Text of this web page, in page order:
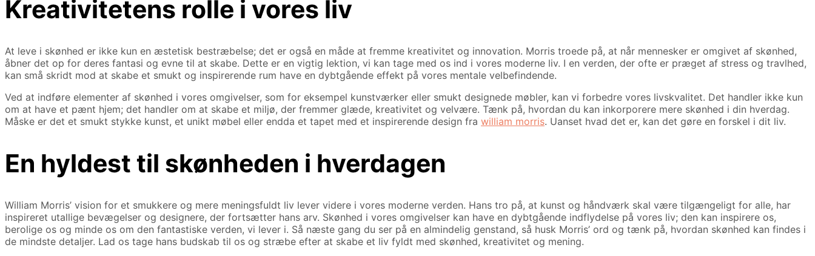
Kreativitetens rolle i vores liv
At leve i skønhed er ikke kun en æstetisk bestræbelse; det er også en måde at fremme kreativitet og innovation. Morris troede på, at når mennesker er omgivet af skønhed,
åbner det op for deres fantasi og evne til at skabe. Dette er en vigtig lektion, vi kan tage med os ind i vores moderne liv. I en verden, der ofte er præget af stress og travlhed,
kan små skridt mod at skabe et smukt og inspirerende rum have en dybtgående effekt på vores mentale velbefindende.
Ved at indføre elementer af skønhed i vores omgivelser, som for eksempel kunstværker eller smukt designede møbler, kan vi forbedre vores livskvalitet. Det handler ikke kun
om at have et pænt hjem; det handler om at skabe et miljø, der fremmer glæde, kreativitet og velvære. Tænk på, hvordan du kan inkorporere mere skønhed i din hverdag.
Måske er det et smukt stykke kunst, et unikt møbel eller endda et tapet med et inspirerende design fra william morris. Uanset hvad det er, kan det gøre en forskel i dit liv.
En hyldest til skønheden i hverdagen
William Morris’ vision for et smukkere og mere meningsfuldt liv lever videre i vores moderne verden. Hans tro på, at kunst og håndværk skal være tilgængeligt for alle, har
inspireret utallige bevægelser og designere, der fortsætter hans arv. Skønhed i vores omgivelser kan have en dybtgående indflydelse på vores liv; den kan inspirere os,
berolige os og minde os om den fantastiske verden, vi lever i. Så næste gang du ser på en almindelig genstand, så husk Morris’ ord og tænk på, hvordan skønhed kan findes i
de mindste detaljer. Lad os tage hans budskab til os og stræbe efter at skabe et liv fyldt med skønhed, kreativitet og mening.